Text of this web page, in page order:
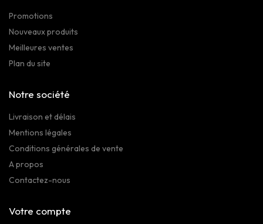
Promotions
Nouveaux produits
Meilleures ventes
Plan du site
Notre société
Livraison et délais
Mentions légales
Conditions générales de vente
A propos
Contactez-nous
Votre compte